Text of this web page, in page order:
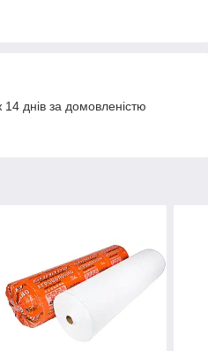
днів за домовленістю